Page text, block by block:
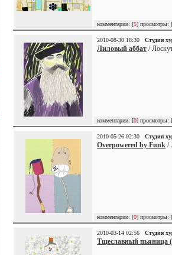
комментарии: [5] просмотры: [
2010-08-30 18:30 Студия
Лиловый аббат /
комментарии: [0] просмотры: [
2010-05-26 02:30 Студия
Overpowered by Funk /
комментарии: [0] просмотры: [
2010-03-14 02:56 Студия
Тщеславный пьяница